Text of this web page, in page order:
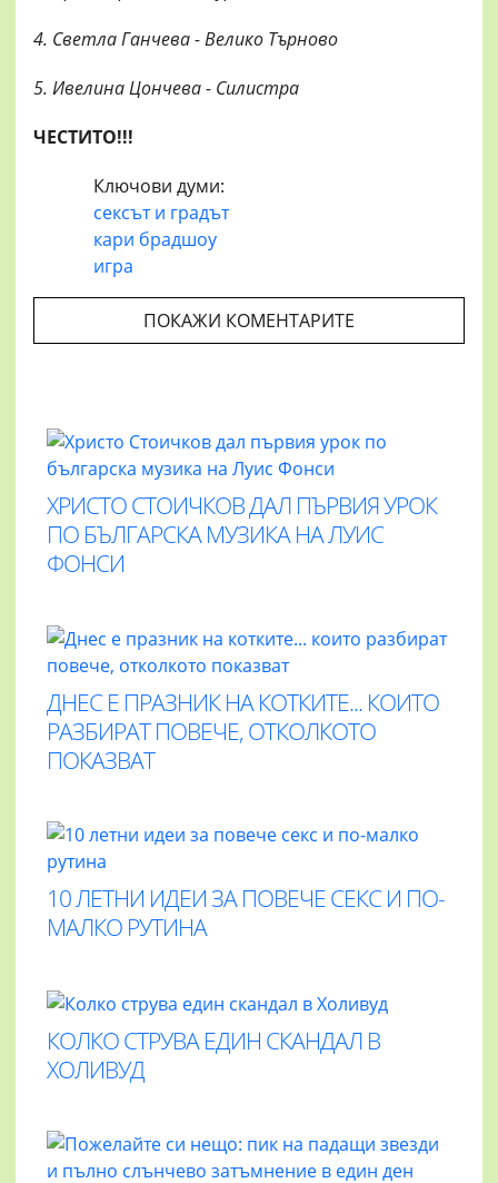
4. Светла Ганчева - Велико Търново
5. Ивелина Цончева - Силистра
ЧЕСТИТО!!!
Ключови думи:
сексът и градът
кари брадшоу
игра
ПОКАЖИ КОМЕНТАРИТЕ
ХРИСТО СТОИЧКОВ ДАЛ ПЪРВИЯ УРОК
ПО БЪЛГАРСКА МУЗИКА НА ЛУИС
ФОНСИ
ДНЕС Е ПРАЗНИК НА КОТКИТЕ... КОИТО
РАЗБИРАТ ПОВЕЧЕ, ОТКОЛКОТО
ПОКАЗВАТ
10 ЛЕТНИ ИДЕИ ЗА ПОВЕЧЕ СЕКС И ПО-
МАЛКО РУТИНА
КОЛКО СТРУВА ЕДИН СКАНДАЛ В
ХОЛИВУД